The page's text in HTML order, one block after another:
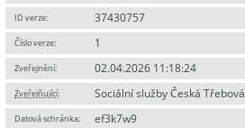
ID verze: 37430757
Číslo verze: 1
Zveřejnění: 02.04.2026 11:18:24
Zveřejňující: Sociální služby Česká Třebová
Datová schránka: ef3k7w9